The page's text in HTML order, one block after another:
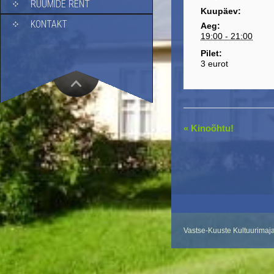
RUUMIDE RENT
KONTAKT
Kuupäev:
Aeg:
19:00 - 21:00
Pilet:
3 eurot
E
g
a
« Kinoõhtu!
Vastse-Kuuste